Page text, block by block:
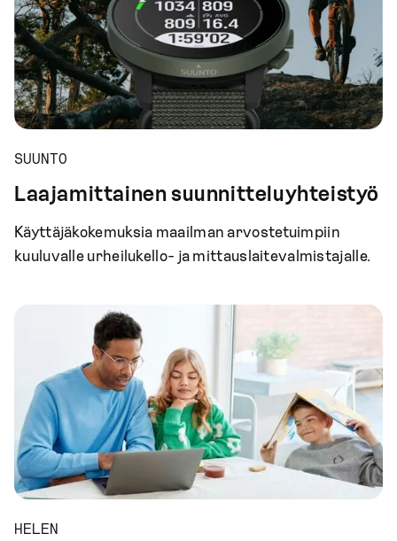
SUUNTO
Laajamittainen suunnitteluyhteistyö
Käyttäjäkokemuksia maailman arvostetuimpiin
kuuluvalle urheilukello- ja mittauslaitevalmistajalle.
HELEN